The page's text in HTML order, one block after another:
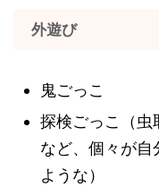
外遊び
鬼ごっこ
探検ごっこ（虫
など、個々が自
ような）